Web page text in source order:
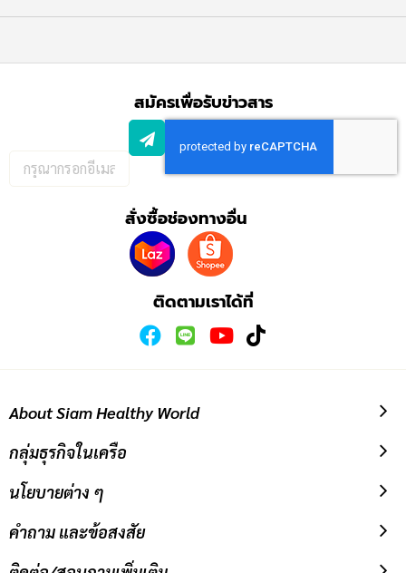
สมัครเพื่อรับข่าวสาร
อีเมล
สั่งซื้อช่องทางอื่น
ติดตามเราได้ที่
About Siam Healthy World
กลุ่มธุรกิจในเครือ
นโยบายต่าง ๆ
คำถาม และข้อสงสัย